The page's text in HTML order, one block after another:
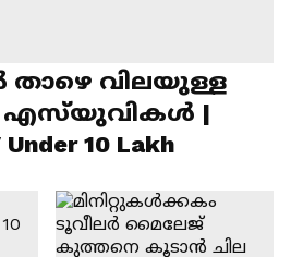
താഴെ വിലയുള്ള
എസ്‍യുവികൾ |
10 Lakh